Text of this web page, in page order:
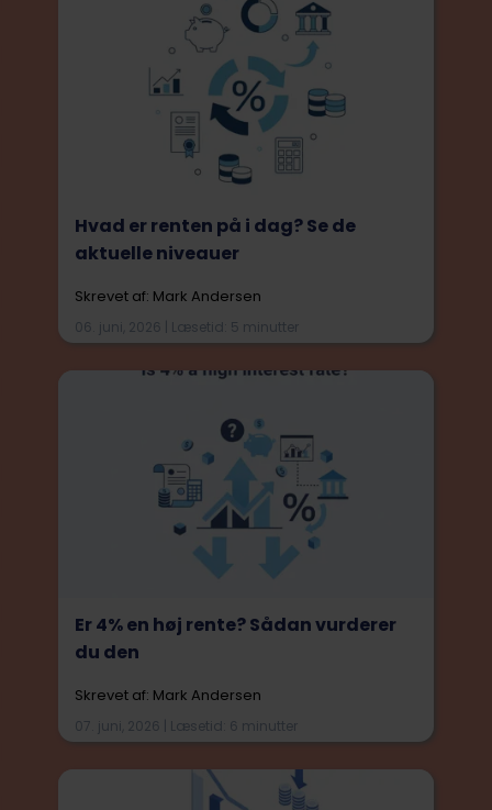
Hvad er renten på i dag? Se de
aktuelle niveauer
Skrevet af: Mark Andersen
06. juni, 2026 | Læsetid: 5 minutter
Er 4% en høj rente? Sådan vurderer
du den
Skrevet af: Mark Andersen
07. juni, 2026 | Læsetid: 6 minutter